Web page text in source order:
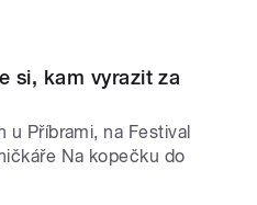
si, kam vyrazit za
u Příbrami, na Festival
Na kopečku do